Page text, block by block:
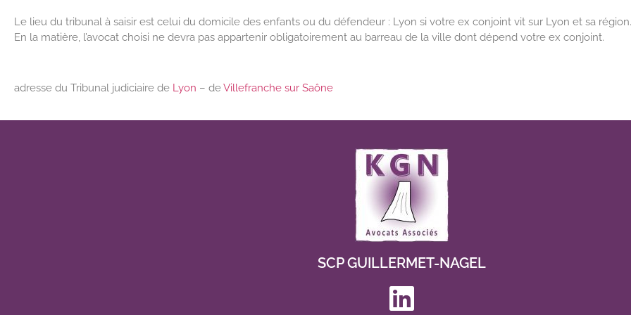
Le lieu du tribunal à saisir est celui du domicile des enfants ou du défendeur : Lyon si votre ex conjoint vit sur Lyon et sa région.
En la matière, l’avocat choisi ne devra pas appartenir obligatoirement au barreau de la ville dont dépend votre ex conjoint.
adresse du Tribunal judiciaire de Lyon – deVillefranche sur Saône
SCP GUILLERMET-NAGEL